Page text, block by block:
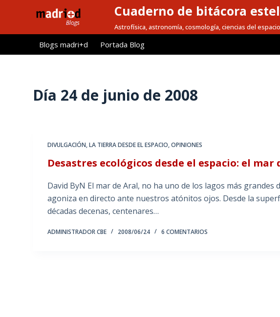
l
Cuaderno de bitácora
Astrofísica, astronomía, cosmología, ciencias del espacio
Blogs madri+d Portada Blog
Día 24 de junio de 2008
DIVULGACIÓN,LA TIERRA DESDE EL ESPACIO,OPINIONES
Desastres ecológicos desde el espacio: el mar
David ByN El mar de Aral, no ha uno de los lagos más
agoniza en directo ante nuestros atónitos ojos. Desde la
décadas decenas, centenares…
ADMINISTRADOR CBE 2008/06/24 6 COMENTARIOS